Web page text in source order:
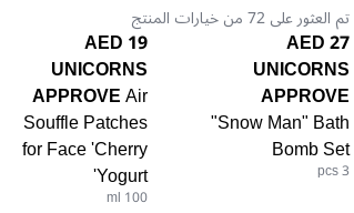
تم العثور على 72 من خيارات المنتج
27 AED
UNICORNS
APPROVE
"Snow Man" Bath
Bomb Set
3 pcs
19 AED
UNICORNS
APPROVEAir
Souffle Patches
for Face 'Cherry
Yogurt'
100 ml